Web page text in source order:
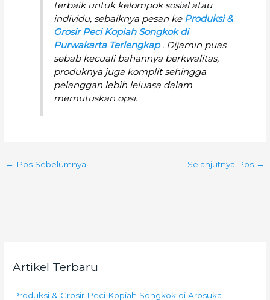
terbaik untuk kelompok sosial atau
individu, sebaiknya pesan ke Produksi &
Grosir Peci Kopiah Songkok di
Purwakarta Terlengkap. Dijamin puas
sebab kecuali bahannya berkwalitas,
produknya juga komplit sehingga
pelanggan lebih leluasa dalam
memutuskan opsi.
← Pos Sebelumnya Selanjutnya Pos →
Artikel Terbaru
Produksi & Grosir Peci Kopiah Songkok di Arosuka